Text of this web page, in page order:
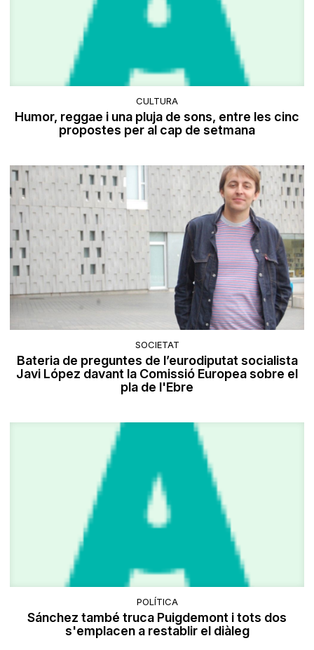
CULTURA
Humor, reggae i una pluja de sons, entre les cinc
propostes per al cap de setmana
SOCIETAT
Bateria de preguntes de l’eurodiputat socialista
Javi López davant la Comissió Europea sobre el
pla de l'Ebre
POLÍTICA
Sánchez també truca Puigdemont i tots dos
s'emplacen a restablir el diàleg